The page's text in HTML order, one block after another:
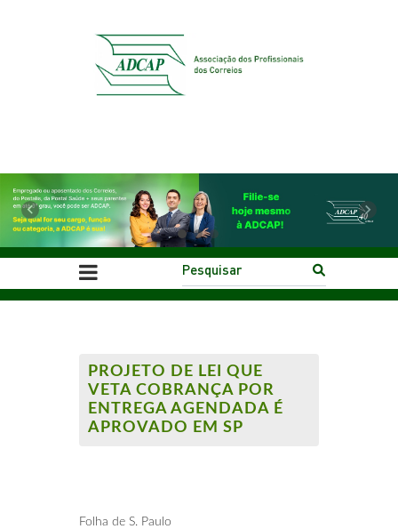
Previous Next
PROJETO DE LEI QUE
VETA COBRANÇA POR
ENTREGA AGENDADA É
APROVADO EM SP
Folha de S. Paulo